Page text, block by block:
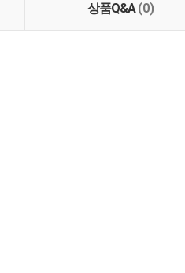
상품Q&A(0)